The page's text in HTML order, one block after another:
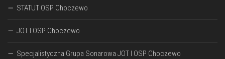
STATUT OSP Choczewo
JOT I OSP Choczewo
Specjalistyczna Grupa Sonarowa JOT I OSP Choczewo